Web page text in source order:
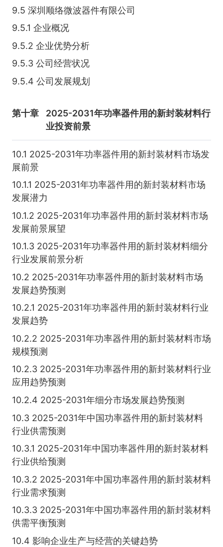
9.5 深圳顺络微波器件有限公司
9.5.1 企业概况
9.5.2 企业优势分析
9.5.3 公司经营状况
9.5.4 公司发展规划
第十章
2025-2031年功率器件用的新封装材料行
业投资前景
10.1 2025-2031年功率器件用的新封装材料市场发
展前景
10.1.1 2025-2031年功率器件用的新封装材料市场
发展潜力
10.1.2 2025-2031年功率器件用的新封装材料市场
发展前景展望
10.1.3 2025-2031年功率器件用的新封装材料细分
行业发展前景分析
10.2 2025-2031年功率器件用的新封装材料市场
发展趋势预测
10.2.1 2025-2031年功率器件用的新封装材料行业
发展趋势
10.2.2 2025-2031年功率器件用的新封装材料市场
规模预测
10.2.3 2025-2031年功率器件用的新封装材料行业
应用趋势预测
10.2.4 2025-2031年细分市场发展趋势预测
10.3 2025-2031年中国功率器件用的新封装材料
行业供需预测
10.3.1 2025-2031年中国功率器件用的新封装材料
行业供给预测
10.3.2 2025-2031年中国功率器件用的新封装材料
行业需求预测
10.3.3 2025-2031年中国功率器件用的新封装材料
供需平衡预测
10.4 影响企业生产与经营的关键趋势